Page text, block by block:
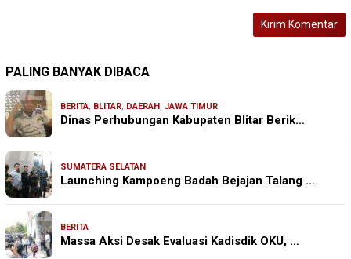
PALING BANYAK DIBACA
BERITA, BLITAR, DAERAH , JAWA TIMUR
Dinas Perhubungan Kabupaten Blitar Berik…
SUMATERA SELATAN
Launching Kampoeng Badah Bejajan Talang …
BERITA
Massa Aksi Desak Evaluasi Kadisdik OKU, …